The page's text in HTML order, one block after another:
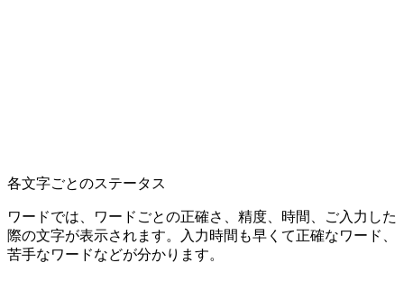
各文字ごとのステータス
ワードでは、ワードごとの正確さ、精度、時間、ご入力した
際の文字が表示されます。入力時間も早くて正確なワード、
苦手なワードなどが分かります。